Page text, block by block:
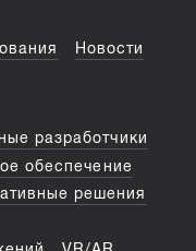
Новости
разработчики
обеспечение
решения